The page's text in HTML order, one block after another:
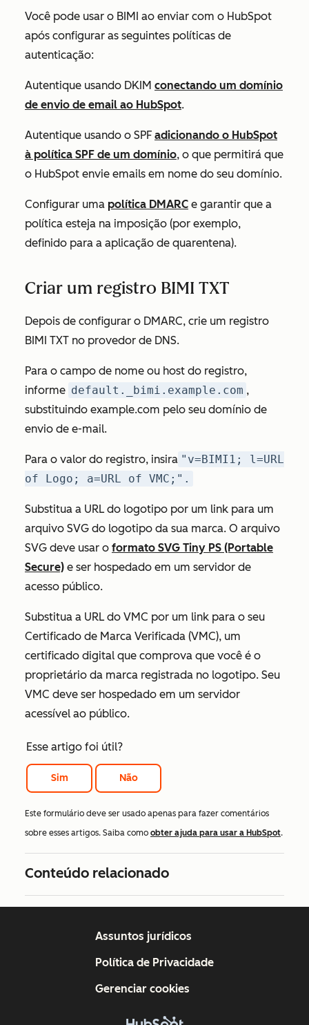
Você pode usar o BIMI ao enviar com o HubSpot
após configurar as seguintes políticas de
autenticação:
Autentique usando DKIM conectando um domínio
de envio de email ao HubSpot.
Autentique usando o SPF adicionando o HubSpot
à política SPF de um domínio, o que permitirá que
o HubSpot envie emails em nome do seu domínio.
Configurar uma política DMARC e garantir que a
política esteja na imposição (por exemplo,
definido para a aplicação de quarentena).
Criar um registro BIMI TXT
Depois de configurar o DMARC, crie um registro
BIMI TXT no provedor de DNS.
Para o campo de nome ou host do registro,
informe default._bimi.example.com ,
substituindo example.com pelo seu domínio de
envio de e-mail.
Para o valor do registro, insira "v=BIMI1; l=URL
of Logo; a=URL of VMC;".
Substitua a URL do logotipo por um link para um
arquivo SVG do logotipo da sua marca. O arquivo
SVG deve usar o formato SVG Tiny PS (Portable
Secure) e ser hospedado em um servidor de
acesso público.
Substitua a URL do VMC por um link para o seu
Certificado de Marca Verificada (VMC), um
certificado digital que comprova que você é o
proprietário da marca registrada no logotipo. Seu
VMC deve ser hospedado em um servidor
acessível ao público.
Esse artigo foi útil?
Sim Não
Este formulário deve ser usado apenas para fazer comentários
sobre esses artigos. Saiba como obter ajuda para usar a HubSpot.
Conteúdo relacionado
Assuntos jurídicos
Política de Privacidade
Gerenciar cookies